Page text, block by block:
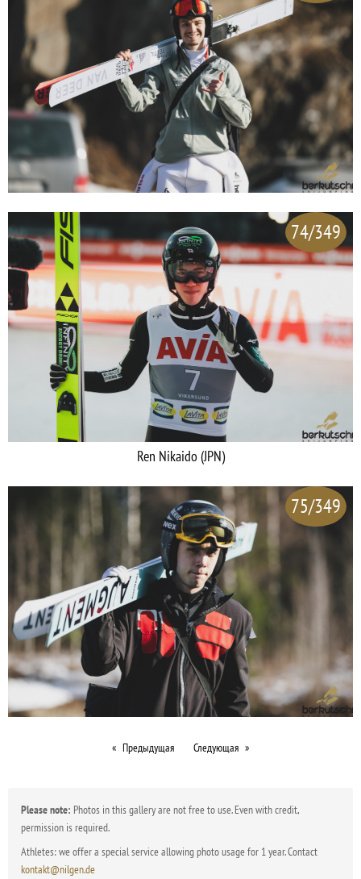
74/349
Ren Nikaido (JPN)
75/349
Предыдущая Следующая
Please note: Photos in this gallery are not free to use. Even with credit,
permission is required.
Athletes: we offer a special service allowing photo usage for 1 year. Contact
kontakt@nilgen.de